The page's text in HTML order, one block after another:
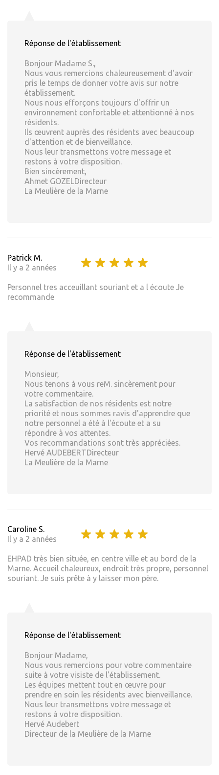
Réponse de l'établissement
Bonjour Madame S.,
Nous vous remercions chaleureusement d'avoir
pris le temps de donner votre avis sur notre
établissement.
Nous nous efforçons toujours d'offrir un
environnement confortable et attentionné à nos
résidents.
Ils œuvrent auprès des résidents avec beaucoup
d'attention et de bienveillance.
Nous leur transmettons votre message et
restons à votre disposition.
Bien sincèrement,
Ahmet GOZELDirecteur
La Meulière de la Marne
Patrick M.
Il y a 2 années
Personnel tres acceuillant souriant et a l écoute Je
recommande
Réponse de l'établissement
Monsieur,
Nous tenons à vous reM. sincèrement pour
votre commentaire.
La satisfaction de nos résidents est notre
priorité et nous sommes ravis d'apprendre que
notre personnel a été à l'écoute et a su
répondre à vos attentes.
Vos recommandations sont très appréciées.
Hervé AUDEBERTDirecteur
La Meulière de la Marne
Caroline S.
Il y a 2 années
EHPAD très bien située, en centre ville et au bord de la
Marne. Accueil chaleureux, endroit très propre, personnel
souriant. Je suis prête à y laisser mon père.
Réponse de l'établissement
Bonjour Madame,
Nous vous remercions pour votre commentaire
suite à votre visiste de l'établissement.
Les équipes mettent tout en œuvre pour
prendre en soin les résidents avec bienveillance.
Nous leur transmettons votre message et
restons à votre disposition.
Hervé Audebert
Directeur de la Meulière de la Marne